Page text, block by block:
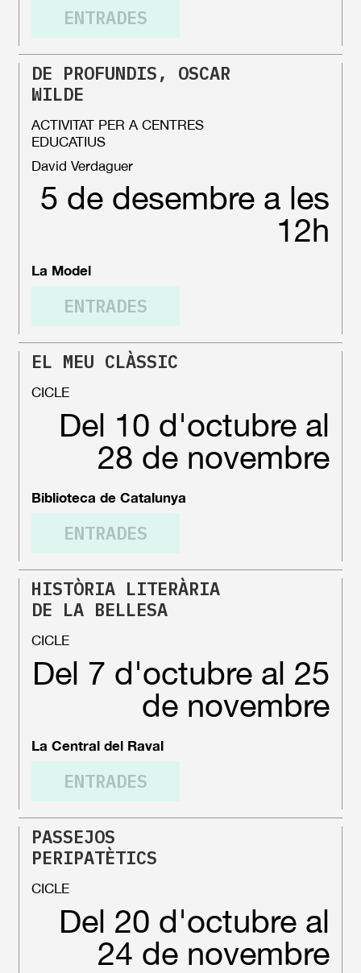
ENTRADES
DE PROFUNDIS, OSCAR
WILDE
ACTIVITAT PER A CENTRES
EDUCATIUS
David Verdaguer
5 de desembre a les
12h
La Model
ENTRADES
EL MEU CLÀSSIC
CICLE
Del 10 d'octubre al
28 de novembre
Biblioteca de Catalunya
ENTRADES
HISTÒRIA LITERÀRIA
DE LA BELLESA
CICLE
Del 7 d'octubre al 25
de novembre
La Central del Raval
ENTRADES
PASSEJOS
PERIPATÈTICS
CICLE
Del 20 d'octubre al
24 de novembre